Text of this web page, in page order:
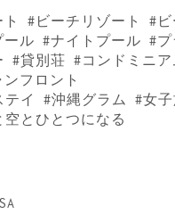
ビーチリゾート #ビ
ル #ナイトプール #プ
#貸別荘 #コンドミニア
フロント
イ #沖縄グラム #女子
とひとつになる